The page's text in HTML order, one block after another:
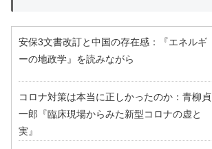
安保3文書改訂と中国の存在感：『エネルギ
ーの地政学』を読みながら
コロナ対策は本当に正しかったのか：青柳貞
一郎『臨床現場からみた新型コロナの虚と
実』